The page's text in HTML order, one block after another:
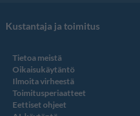
Kustantaja ja toimitus
Tietoa meistä
Oikaisukäytäntö
Ilmoita virheestä
Toimitusperiaatteet
Eettiset ohjeet